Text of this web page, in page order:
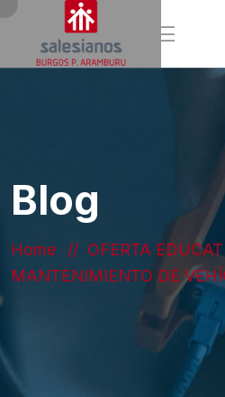
Blog
Home
OFERTA
MANTENIMIENTO DE